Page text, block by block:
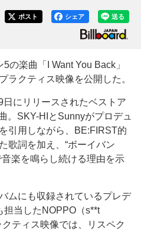
送る
シェア
ポスト
楽曲「I Want You Back」
ラクティス映像を公開した。
にリリースされたベストア
。SKY-HIとSunnyがプロデュ
引用しながら、BE:FIRST的
歌詞を加え、“ボーイバン
音楽を鳴らし続ける理由を示
ムにも収録されているプレデ
担当したNOPPO（s**t
ティス映像では、リスペク